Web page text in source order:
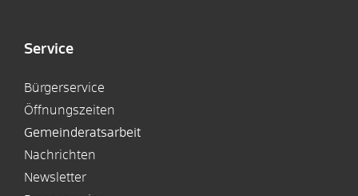
Service
Bürgerservice
Öffnungszeiten
Gemeinderatsarbeit
Nachrichten
Newsletter